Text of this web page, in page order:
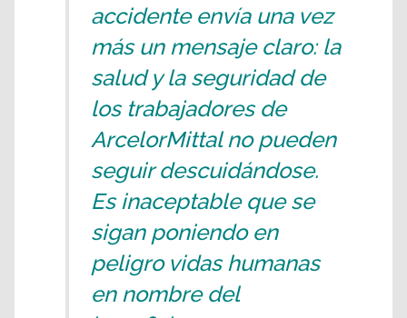
accidente envía una vez
más un mensaje claro: la
salud y la seguridad de
los trabajadores de
ArcelorMittal no pueden
seguir descuidándose.
Es inaceptable que se
sigan poniendo en
peligro vidas humanas
en nombre del